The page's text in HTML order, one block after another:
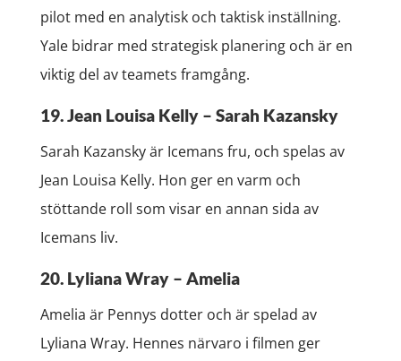
pilot med en analytisk och taktisk inställning.
Yale bidrar med strategisk planering och är en
viktig del av teamets framgång.
19. Jean Louisa Kelly – Sarah Kazansky
Sarah Kazansky är Icemans fru, och spelas av
Jean Louisa Kelly. Hon ger en varm och
stöttande roll som visar en annan sida av
Icemans liv.
20. Lyliana Wray – Amelia
Amelia är Pennys dotter och är spelad av
Lyliana Wray. Hennes närvaro i filmen ger